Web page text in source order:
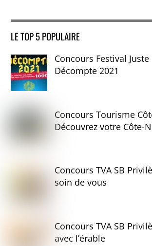
LE TOP 5 POPULAIRE
Concours Festival
Décompte 2021
Concours Tourisme
Découvrez votre Côte-
Concours TVA SB
soin de vous
Concours TVA SB
avec l’érable